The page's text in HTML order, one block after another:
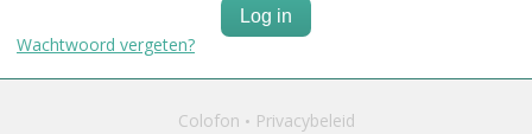
Log in
Wachtwoord vergeten?
Colofon Privacybeleid